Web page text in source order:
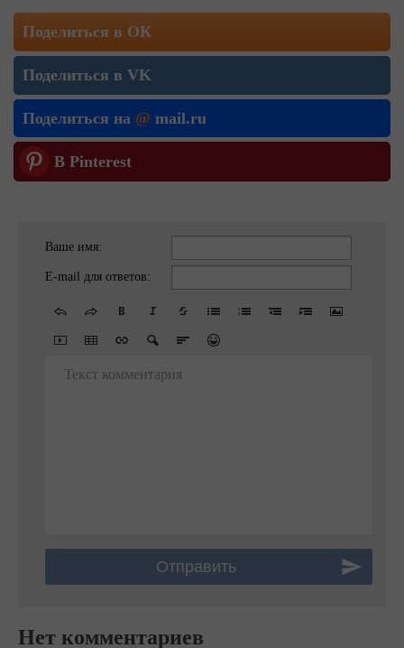
Поделиться в ОК
Поделиться в VK
Поделиться на @ mail.ru
В Pinterest
Ваше имя:
E-mail для ответов:
Текст комментария
Нет комментариев